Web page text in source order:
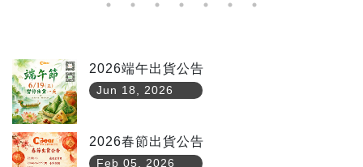
2026端午出貨公告
Jun 18, 2026
2026春節出貨公告
Feb 05, 2026